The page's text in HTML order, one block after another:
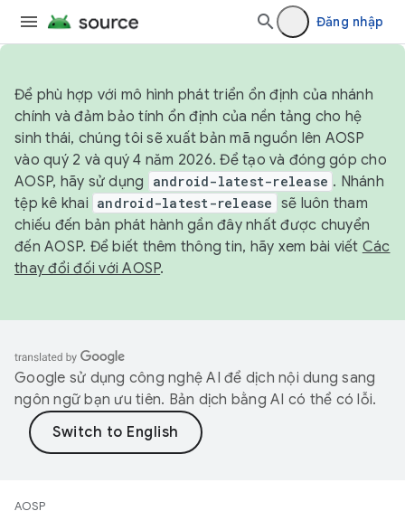
Đăng nhập
Để phù hợp với mô hình phát triển ổn định của nhánh
chính và đảm bảo tính ổn định của nền tảng cho hệ
sinh thái, chúng tôi sẽ xuất bản mã nguồn lên AOSP
vào quý 2 và quý 4 năm 2026. Để tạo và đóng góp cho
AOSP, hãy sử dụng
android-latest-release . Nhánh
tệp kê khai android-latest-release sẽ luôn tham
chiếu đến bản phát hành gần đây nhất được chuyển
đến AOSP. Để biết thêm thông tin, hãy xem bài viết Các
thay đổi đối với AOSP.
Google sử dụng công nghệ AI để dịch nội dung sang
ngôn ngữ bạn ưu tiên. Bản dịch bằng AI có thể có lỗi.
AOSP